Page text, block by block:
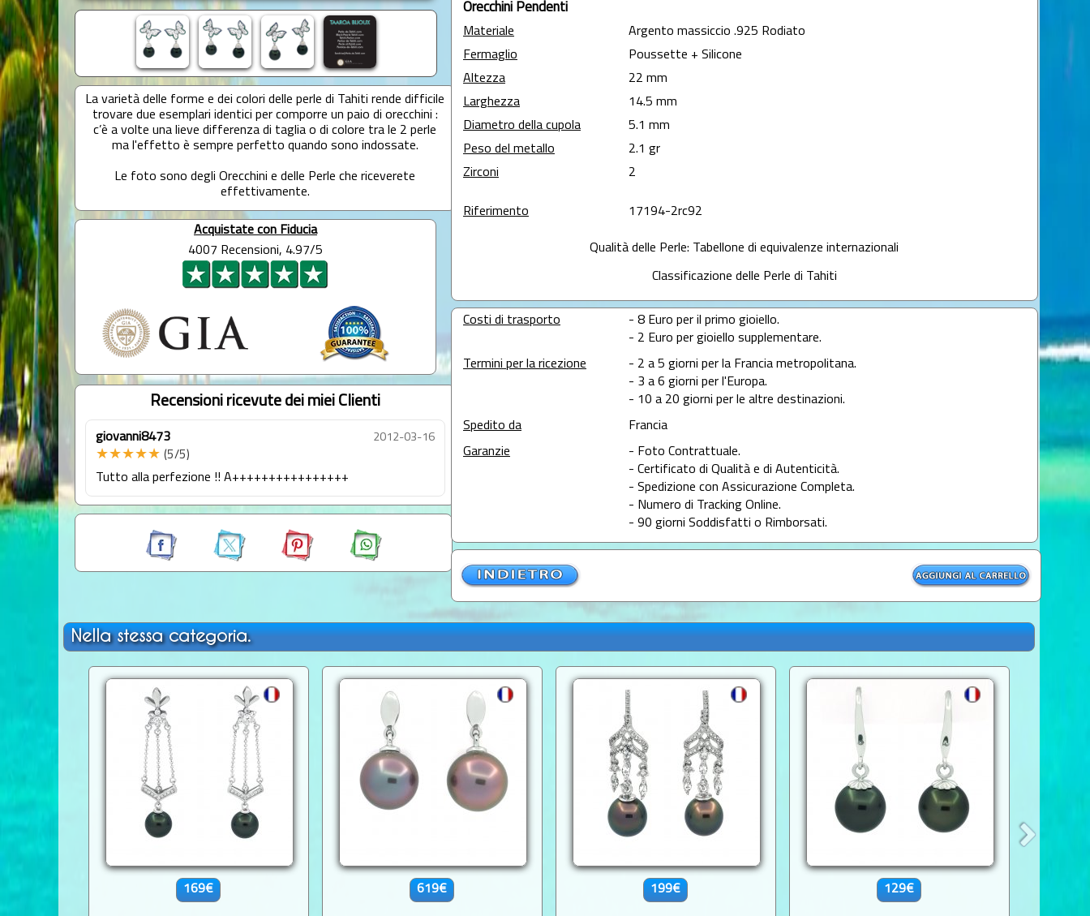
La varietà delle forme e dei colori delle perle di Tahiti rende difficile
trovare due esemplari identici per comporre un paio di orecchini :
c’è a volte una lieve differenza di taglia o di colore tra le 2 perle
ma l'effetto è sempre perfetto quando sono indossate.
Le foto sono degli Orecchini e delle Perle che riceverete
effettivamente.
Acquistate con Fiducia
4007 Recensioni, 4.97/5
Recensioni ricevute dei miei Clienti
giovanni8473 2012-03-16
★★★★★ (5/5)
Tutto alla perfezione !! A++++++++++++++++
Orecchini Pendenti
Materiale
Argento massiccio .925 Rodiato
Fermaglio
Poussette + Silicone
Altezza
22 mm
Larghezza
14.5 mm
Diametro della cupola
5.1 mm
Peso del metallo
2.1 gr
Zirconi
2
Riferimento 17194-2rc92
Qualità delle Perle: Tabellone di equivalenze internazionali
Classificazione delle Perle di Tahiti
Costi di trasporto
- 8 Euro per il primo gioiello.
- 2 Euro per gioiello supplementare.
Termini per la ricezione
- 2 a 5 giorni per la Francia metropolitana.
- 3 a 6 giorni per l'Europa.
- 10 a 20 giorni per le altre destinazioni.
Spedito da
Francia
Garanzie
- Foto Contrattuale.
- Certificato di Qualità e di Autenticità.
- Spedizione con Assicurazione Completa.
- Numero di Tracking Online.
- 90 giorni Soddisfatti o Rimborsati.
Nella stessa categoria.
169€ 619€ 199€ 129€